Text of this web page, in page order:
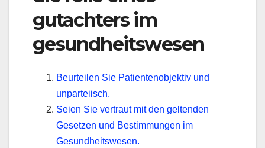
gutachters im
gesundheitswesen
Beurteilen Sie Patientenobjektiv und
unparteiisch.
Seien Sie vertraut mit den geltenden
Gesetzen und Bestimmungen im
Gesundheitswesen.